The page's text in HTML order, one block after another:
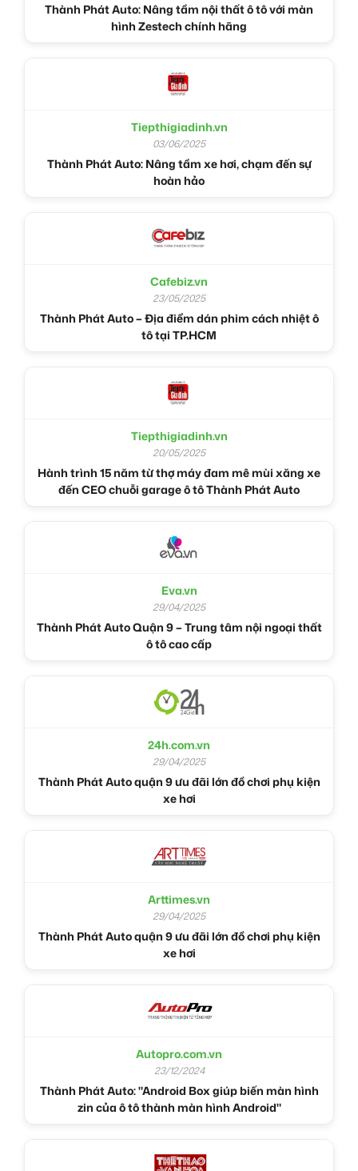
Thành Phát Auto: Nâng tầm nội thất ô tô với màn
hình Zestech chính hãng
Tiepthigiadinh.vn
03/06/2025
Thành Phát Auto: Nâng tầm xe hơi, chạm đến sự
hoàn hảo
Cafebiz.vn
23/05/2025
Thành Phát Auto – Địa điểm dán phim cách nhiệt ô
tô tại TP.HCM
Tiepthigiadinh.vn
20/05/2025
Hành trình 15 năm từ thợ máy đam mê mùi xăng xe
đến CEO chuỗi garage ô tô Thành Phát Auto
Eva.vn
29/04/2025
Thành Phát Auto Quận 9 – Trung tâm nội ngoại thất
ô tô cao cấp
24h.com.vn
29/04/2025
Thành Phát Auto quận 9 ưu đãi lớn đồ chơi phụ kiện
xe hơi
Arttimes.vn
29/04/2025
Thành Phát Auto quận 9 ưu đãi lớn đồ chơi phụ kiện
xe hơi
Autopro.com.vn
23/12/2024
Thành Phát Auto: "Android Box giúp biến màn hình
zin của ô tô thành màn hình Android"